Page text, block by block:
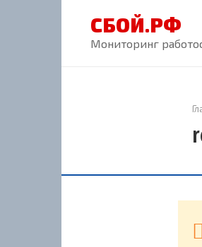
СБОЙ.РФ
Мониторинг